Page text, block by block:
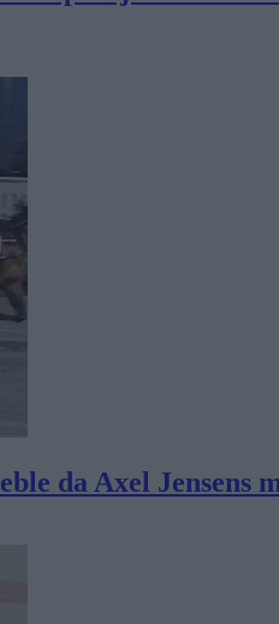
da Axel Jensens